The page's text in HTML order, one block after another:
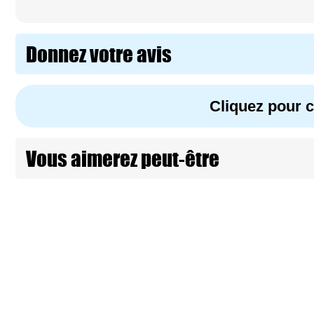
Donnez votre avis
Cliquez pour
Vous aimerez peut-être